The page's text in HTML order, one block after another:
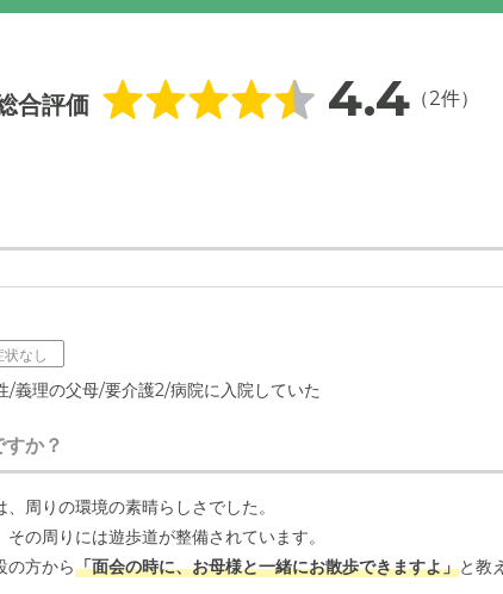
合評価 4.4（2件）
状なし
/義理の父母/要介護2/病院に入院していた
すか？
周りの環境の素晴らしさでした。
の周りには遊歩道が整備されています。
の方から「面会の時に、お母様と一緒にお散歩できますよ」と教